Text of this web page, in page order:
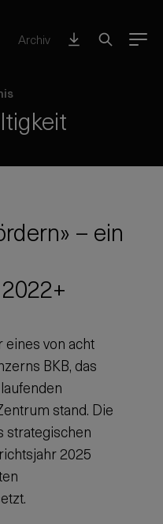
Archiv Menu
– ein
eines von acht
BKB, das
stand. Die
strategischen
2025